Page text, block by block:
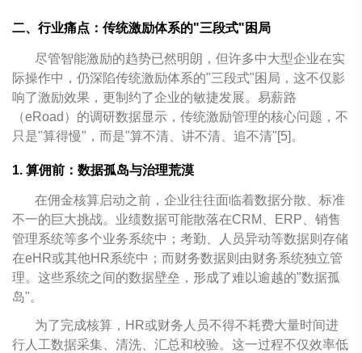
二、行业痛点：传统激励体系的"三段式"困局
尽管智能激励的趋势已然明朗，但许多中大型企业在实
际操作中，仍深陷传统激励体系的"三段式"困局，这不仅影
响了激励效果，更制约了企业的敏捷发展。易薪路
（eRoad）的调研数据显示，传统激励管理的核心问题，不
只是"算得慢"，而是"算不清、讲不清、追不清"[5]。
1. 算佣前：数据孤岛与治理荒漠
在佣金核算启动之前，企业往往面临着数据分散、标准
不一的巨大挑战。业绩数据可能散落在CRM、ERP、销售
管理系统等多个业务系统中；考勤、人员异动等数据则存储
在eHR或其他HR系统中；而财务数据则由财务系统独立管
理。这些系统之间的数据壁垒，形成了难以逾越的"数据孤
岛"。
为了完成核算，HR或财务人员不得不耗费大量时间进
行人工数据采集、清洗、汇总和校验。这一过程不仅效率低